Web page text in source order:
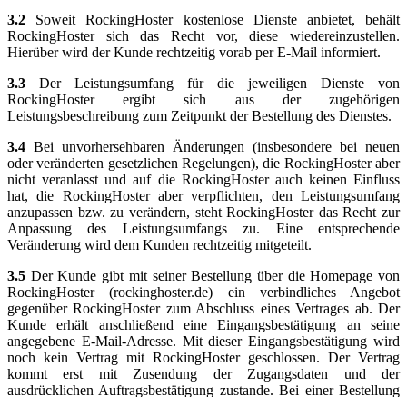
3.2 Soweit RockingHoster kostenlose Dienste anbietet, behält
RockingHoster sich das Recht vor, diese wiedereinzustellen.
Hierüber wird der Kunde rechtzeitig vorab per E-Mail informiert.
3.3 Der Leistungsumfang für die jeweiligen Dienste von
RockingHoster ergibt sich aus der zugehörigen
Leistungsbeschreibung zum Zeitpunkt der Bestellung des Dienstes.
3.4 Bei unvorhersehbaren Änderungen (insbesondere bei neuen
oder veränderten gesetzlichen Regelungen), die RockingHoster aber
nicht veranlasst und auf die RockingHoster auch keinen Einfluss
hat, die RockingHoster aber verpflichten, den Leistungs­umfang
anzupassen bzw. zu verändern, steht RockingHoster das Recht zur
Anpassung des Leistungsumfangs zu. Eine entsprechende
Veränderung wird dem Kunden rechtzeitig mitgeteilt.
3.5 Der Kunde gibt mit seiner Bestellung über die Homepage von
RockingHoster (rockinghoster.de) ein verbindliches Angebot
gegenüber RockingHoster zum Abschluss eines Vertrages ab. Der
Kunde erhält anschließend eine Eingangsbestätigung an seine
angegebene E-Mail-Adresse. Mit dieser Eingangsbestätigung wird
noch kein Vertrag mit RockingHoster geschlossen. Der Vertrag
kommt erst mit Zusendung der Zugangsdaten und der
ausdrücklichen Auftragsbestätigung zustande. Bei einer Bestellung